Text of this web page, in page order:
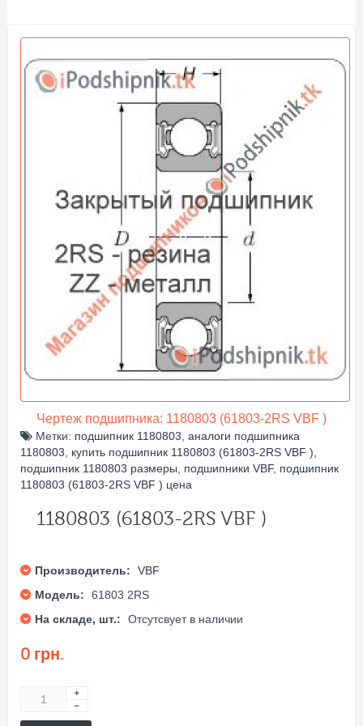
Чертеж подшипника: 1180803 (61803-2RS VBF )
Метки: подшипник 1180803 аналоги подшипника
1180803
купить подшипник 1180803 (61803-2RS VBF )
подшипник 1180803 размеры
подшипники VBF, подшипник
1180803 (61803-2RS VBF ) цена
1180803 (61803-2RS VBF )
Производитель:
VBF
Модель:
61803 2RS
На складе, шт.:
Отсутсвует в наличии
0 грн.